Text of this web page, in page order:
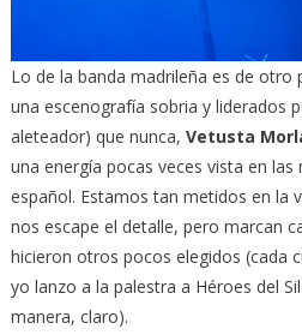
Lo de la banda madrileña es de otro
una escenografía sobria y liderados
aleteador) que nunca, Vetusta
una energía pocas veces vista en
español. Estamos tan metidos en la
nos escape el detalle, pero marcan
hicieron otros pocos elegidos (cada
yo lanzo a la palestra a Héroes del
manera, claro).